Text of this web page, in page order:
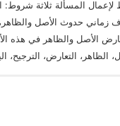
ﻹﻋﻤﺎل اﻟﻤﺴﺄﻟﺔ ﺛﻼﺛﺔ ﺷﺮوط:
زﻣﺎﻧﻲ ﺣﺪوث اﻷﺻﻞ
الأصل والظاهر في هذه
الظاهر، التعارض، الترجيح،